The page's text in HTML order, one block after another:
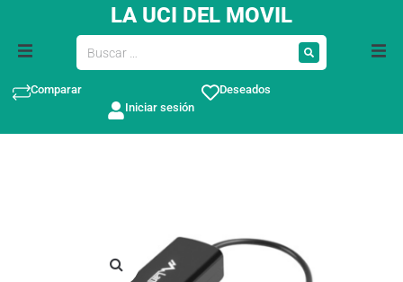
LA UCI DEL MOVIL
Comparar
Deseados
Iniciar sesión